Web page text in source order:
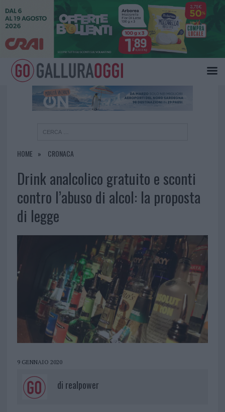
HOME CRONACA
Drink analcolico gratuito e sconti
contro l’abuso di alcol: la proposta
di legge
9 GENNAIO 2020
di realpower
×